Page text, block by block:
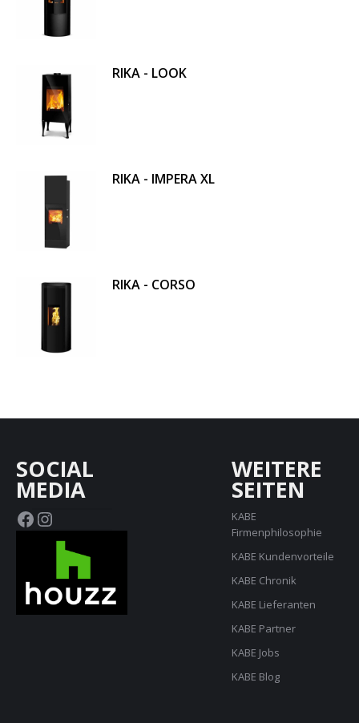
RIKA - LOOK
RIKA - IMPERA XL
RIKA - CORSO
SOCIAL
MEDIA
Facebook
Instagram
WEITERE
SEITEN
KABE
Firmenphilosophie
KABE Kundenvorteile
KABE Chronik
KABE Lieferanten
KABE Partner
KABE Jobs
KABE Blog